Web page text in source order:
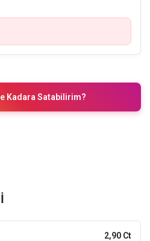
Kadara Satabilirim?
2,90 Ct